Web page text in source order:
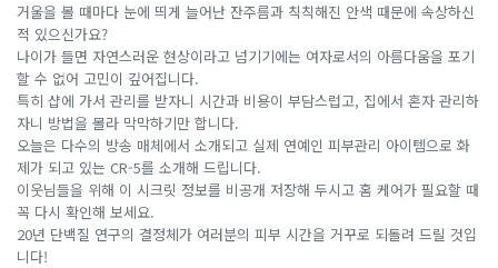
거울을 볼 때마다 눈에 띄게 늘어난 잔주름과 칙칙해진 안색 때문에 속상하신
적 있으신가요?
나이가 들면 자연스러운 현상이라고 넘기기에는 여자로서의 아름다움을 포기
할 수 없어 고민이 깊어집니다.
특히 샵에 가서 관리를 받자니 시간과 비용이 부담스럽고, 집에서 혼자 관리하
자니 방법을 몰라 막막하기만 합니다.
오늘은 다수의 방송 매체에서 소개되고 실제 연예인 피부관리 아이템으로 화
제가 되고 있는 CR-5를 소개해 드립니다.
이웃님들을 위해 이 시크릿 정보를 비공개 저장해 두시고 홈 케어가 필요할 때
꼭 다시 확인해 보세요.
20년 단백질 연구의 결정체가 여러분의 피부 시간을 거꾸로 되돌려 드릴 것입
니다!